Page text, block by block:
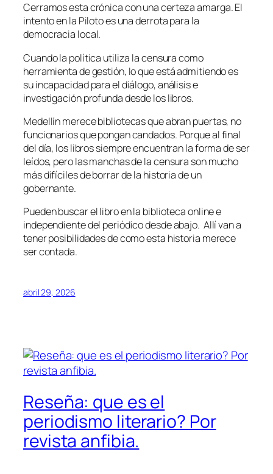
Cerramos esta crónica con una certeza amarga. El
intento en la Piloto es una derrota para la
democracia local.
Cuando la política utiliza la censura como
herramienta de gestión, lo que está admitiendo es
su incapacidad para el diálogo, análisis e
investigación profunda desde los libros.
Medellín merece bibliotecas que abran puertas, no
funcionarios que pongan candados. Porque al final
del día, los libros siempre encuentran la forma de ser
leídos, pero las manchas de la censura son mucho
más difíciles de borrar de la historia de un
gobernante.
Pueden buscar el libro en la biblioteca online e
independiente del periódico desde abajo. Allí van a
tener posibilidades de como esta historia merece
ser contada.
abril 29, 2026
Reseña: que es el
periodismo literario? Por
revista anfibia.